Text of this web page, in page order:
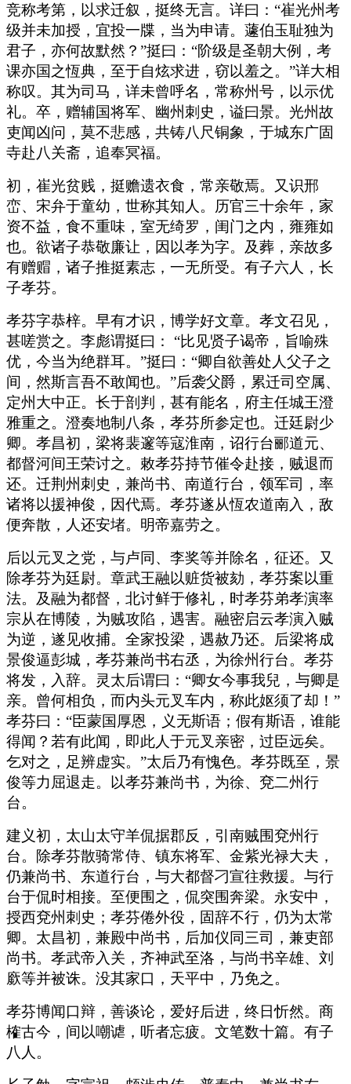
竞称考第，以求迁叙，挺终无言。详曰：“崔光州考
级并未加授，宜投一牒，当为申请。蘧伯玉耻独为
君子，亦何故默然？”挺曰：“阶级是圣朝大例，考
课亦国之恆典，至于自炫求进，窃以羞之。”详大相
称叹。其为司马，详未曾呼名，常称州号，以示优
礼。卒，赠辅国将军、幽州刺史，谥曰景。光州故
吏闻凶问，莫不悲感，共铸八尺铜象，于城东广固
寺赴八关斋，追奉冥福。
初，崔光贫贱，挺赡遗衣食，常亲敬焉。又识邢
峦、宋弁于童幼，世称其知人。历官三十余年，家
资不益，食不重味，室无绮罗，闺门之内，雍雍如
也。欲诸子恭敬廉让，因以孝为字。及葬，亲故多
有赠赗，诸子推挺素志，一无所受。有子六人，长
子孝芬。
孝芬字恭梓。早有才识，博学好文章。孝文召见，
甚嗟赏之。李彪谓挺曰： “比见贤子谒帝，旨喻殊
优，今当为绝群耳。”挺曰：“卿自欲善处人父子之
间，然斯言吾不敢闻也。”后袭父爵，累迁司空属、
定州大中正。长于剖判，甚有能名，府主任城王澄
雅重之。澄奏地制八条，孝芬所参定也。迁廷尉少
卿。孝昌初，梁将裴邃等寇淮南，诏行台郦道元、
都督河间王荣讨之。敕孝芬持节催令赴接，贼退而
还。迁荆州刺史，兼尚书、南道行台，领军司，率
诸将以援神俊，因代焉。孝芬遂从恆农道南入，敌
便奔散，人还安堵。明帝嘉劳之。
后以元叉之党，与卢同、李奖等并除名，征还。又
除孝芬为廷尉。章武王融以赃货被劾，孝芬案以重
法。及融为都督，北讨鲜于修礼，时孝芬弟孝演率
宗从在博陵，为贼攻陷，遇害。融密启云孝演入贼
为逆，遂见收捕。全家投梁，遇赦乃还。后梁将成
景俊逼彭城，孝芬兼尚书右丞，为徐州行台。孝芬
将发，入辞。灵太后谓曰：“卿女今事我兒，与卿是
亲。曾何相负，而内头元叉车内，称此妪须了却！”
孝芬曰：“臣蒙国厚恩，义无斯语；假有斯语，谁能
得闻？若有此闻，即此人于元叉亲密，过臣远矣。
乞对之，足辨虚实。”太后乃有愧色。孝芬既至，景
俊等力屈退走。以孝芬兼尚书，为徐、兗二州行
台。
建义初，太山太守羊侃据郡反，引南贼围兗州行
台。除孝芬散骑常侍、镇东将军、金紫光禄大夫，
仍兼尚书、东道行台，与大都督刁宣往救援。与行
台于侃时相接。至便围之，侃突围奔梁。永安中，
授西兗州刺史；孝芬倦外役，固辞不行，仍为太常
卿。太昌初，兼殿中尚书，后加仪同三司，兼吏部
尚书。孝武帝入关，齐神武至洛，与尚书辛雄、刘
廞等并被诛。没其家口，天平中，乃免之。
孝芬博闻口辩，善谈论，爱好后进，终日忻然。商
榷古今，间以嘲谑，听者忘疲。文笔数十篇。有子
八人。